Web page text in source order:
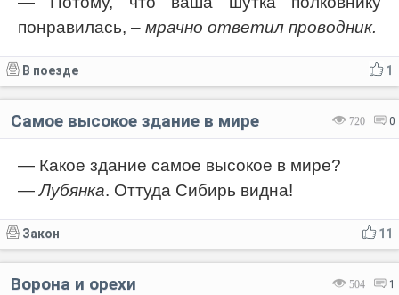
понравилась, – мрачно ответил проводник.
1
В поезде
720 0
Самое высокое здание в мире
— Какое здание самое высокое в мире?
—Лубянка. Оттуда Сибирь видна!
11
Закон
504 1
Ворона и орехи